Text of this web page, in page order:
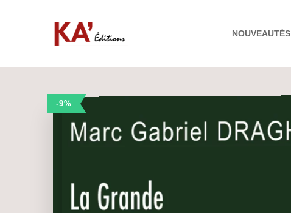
NOUVEAUTÉS
-9%